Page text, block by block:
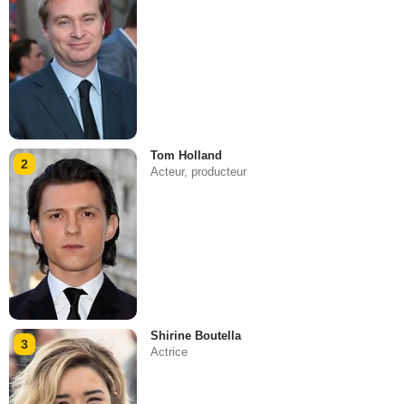
2
Tom Holland
Acteur, producteur
3
Shirine Boutella
Actrice